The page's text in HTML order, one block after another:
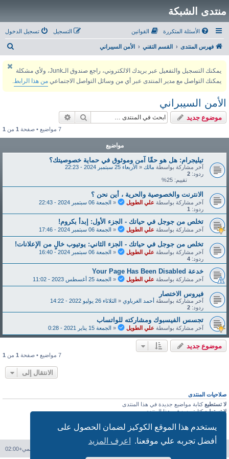
يستخدم هذا الموقع الكوكيز لضمان الحصول على
أفضل تجربه علي موقعنا.
اعرف المزيد
منتدى الشبكة
الأسئلة المتكررة القوانين تسجيل الدخول التسجيل
فهرس المنتدى القسم التقني الأمن السيبراني
يمكنك التسجيل والتفعيل عبر بريدك الالكتروني، راجع صندوق الـJunk، ولأي مشكلة
يمكنك التواصل مع مدير المنتدى عبر أي من وسائل التواصل الاجتماعي من هذا الرابط.
الأمن السيبراني
موضوع جديد بحث
7 مواضيع • صفحة 1 من 1
مواضيع
تيليجرام: هل هو حقًا آمن وموثوق في حماية خصوصيتك؟
آخر مشاركة بواسطة مالك « الأربعاء 25 سبتمبر 2024 - 22:23
ردود: 2
تقييم: 25%
الانترنت والخصوصية والحرية ، أين نحن ؟
آخر مشاركة بواسطة علي الطويل « الجمعة 06 سبتمبر 2024 - 22:43
ردود: 1
تخلص من جوجل في حياتك - الجزء الأول: إبدأ بكروم!
آخر مشاركة بواسطة علي الطويل « الجمعة 06 سبتمبر 2024 - 17:46
تخلص من جوجل في حياتك - الجزء الثاني: يوتيوب خالٍ من الإعلانات!
آخر مشاركة بواسطة علي الطويل « الجمعة 06 سبتمبر 2024 - 16:40
ردود: 4
خدعة Y‌‌‌o‌‌‌u‌‌‌r‌‌‌ P‌‌‌a‌‌‌‌‌g‌‌‌‌e‌‌‌ H‌‌‌a‌‌‌‌s‌‌‌ B‌‌‌e‌‌‌e‌‌‌‌n‌‌‌ D‌‌‌i‌‌‌s‌‌‌a‌‌‌b‌‌‌l‌‌‌e‌‌‌d‌‌
آخر مشاركة بواسطة علي الطويل « الجمعة 25 أغسطس 2023 - 11:02
فيروس الاختصار
آخر مشاركة بواسطة أحمد الغرباوي « الثلاثاء 26 يوليو 2022 - 14:22
ردود: 2
تجسس الفيسبوك ومشاركته للواتساب
آخر مشاركة بواسطة علي الطويل « الجمعة 15 يناير 2021 - 0:28
موضوع جديد
7 مواضيع • صفحة 1 من 1
الانتقال إلى
صلاحيات المنتدى
لا تستطيع كتابة مواضيع جديدة في هذا المنتدى
لا تستطيعكتابة ردود في هذا المنتدى
لا تستطيعحذف مشاركاتك في هذا المنتدى
لا تستطيع
إرفاق ملف في هذا المنتدى
التوقيت العالمي+02:00